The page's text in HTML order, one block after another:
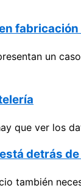
un
que ver los
detrás
también